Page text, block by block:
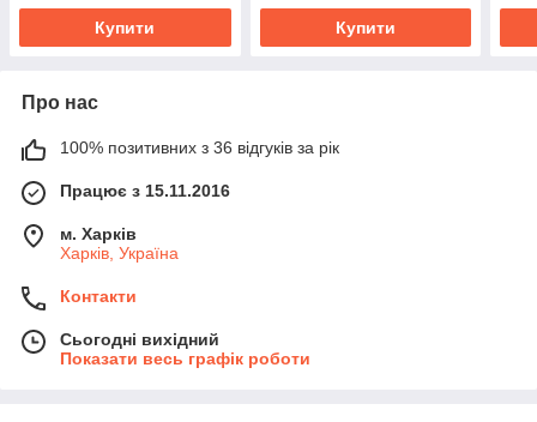
Купити Купити
Про нас
100% позитивних з 36 відгуків за рік
Працює з 15.11.2016
м. Харків
Харків, Україна
Контакти
Сьогодні вихідний
Показати весь графік роботи